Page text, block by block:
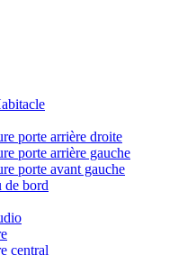
porte arrière droite
porte arrière gauche
porte avant gauche
de bord
central